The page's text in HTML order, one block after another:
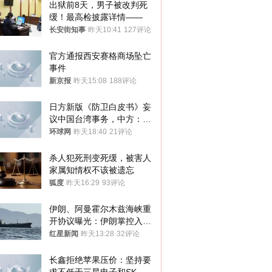
出狱前8天，男子被改判死
缓！最高检披露详情——
长安街知事 昨天10:41 127评论
官方通报西安赛格商场坠亡
事件
新京报 昨天15:08 188评论
日方新版《防卫白皮书》妄
议中国台湾事务，中方：强
烈不满、坚决反对，已向日
环球网 昨天18:40 21评论
杀人犯死刑变死缓，被害人
家属知情权不该被遗忘
狐度 昨天16:29 93评论
伊朗、阿曼霍尔木兹海峡重
开协议曝光：伊朗掌控入湾
航道，与阿曼平分“服务费”
红星新闻 昨天13:28 32评论
长鑫拒绝苹果压价：坚持要